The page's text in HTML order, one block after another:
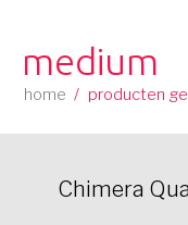
medium
home / producten
Chimera